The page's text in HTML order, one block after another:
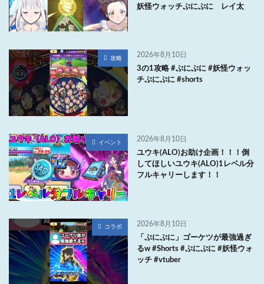
妖怪ウォッチぷにぷに レイ太
攻略 2026年8月10日
3の1攻略 #ぷにぷに #妖怪ウォッ
チぷにぷに #shorts
イベント 2026年8月10日
ユウキ(ALO)お助け企画！！！倒
してほしいユウキ(ALO)1レベル分
フルキャリーします！！
コラボ 2026年8月10日
「ぷにぷに」ゴーケツが最強過ぎ
るw #Shorts #ぷにぷに #妖怪ウォ
ッチ #vtuber